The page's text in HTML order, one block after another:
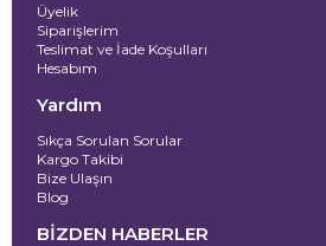
Üyelik
Siparişlerim
Teslimat ve İade Koşulları
Hesabım
Yardım
Sıkça Sorulan Sorular
Kargo Takibi
Bize Ulaşın
Blog
BİZDEN HABERLER